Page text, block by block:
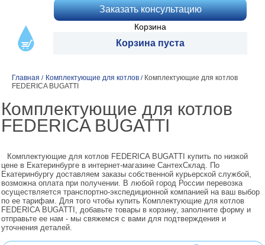
Заказать консультацию
Корзина
Корзина пуста
Главная / Комплектующие для котлов / Комплектующие для котлов
FEDERICA BUGATTI
Комплектующие для котлов
FEDERICA BUGATTI
Комплектующие для котлов FEDERICA BUGATTI купить по низкой
цене в Екатеринбурге в интернет-магазине СантехСклад. По
Екатеринбургу доставляем заказы собственной курьерской службой,
возможна оплата при получении. В любой город России перевозка
осуществляется транспортно-экспедиционной компанией на ваш выбор
по ее тарифам. Для того чтобы купить Комплектующие для котлов
FEDERICA BUGATTI, добавьте товары в корзину, заполните форму и
отправьте ее нам - мы свяжемся с вами для подтверждения и
уточнения деталей.